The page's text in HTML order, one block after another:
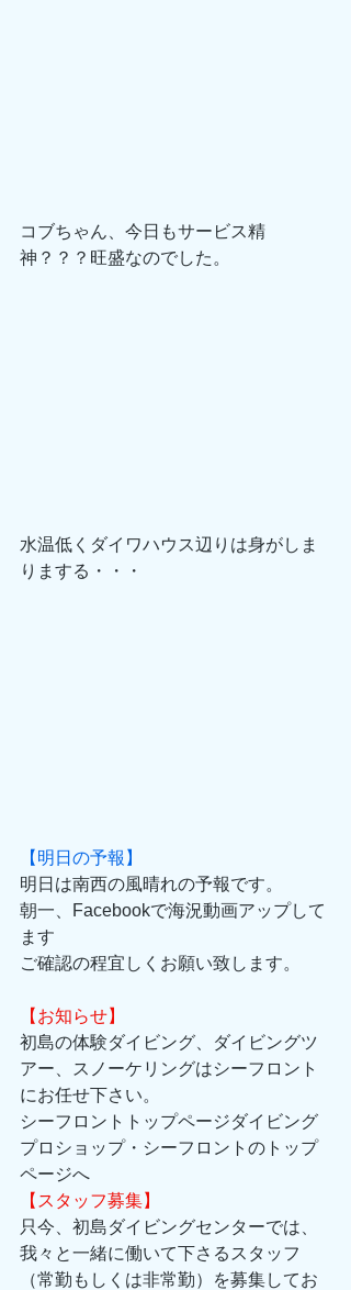
コブちゃん、今日もサービス精
神？？？旺盛なのでした。
水温低くダイワハウス辺りは身がしま
りまする・・・
【明日の予報】
明日は南西の風晴れの予報です。
朝一、Facebookで海況動画アップして
ます
ご確認の程宜しくお願い致します。
【お知らせ】
初島の体験ダイビング、ダイビングツ
アー、スノーケリングはシーフロント
にお任せ下さい。
シーフロントトップページダイビング
プロショップ・シーフロントのトップ
ページへ
【スタッフ募集】
只今、初島ダイビングセンターでは、
我々と一緒に働いて下さるスタッフ
（常勤もしくは非常勤）を募集してお